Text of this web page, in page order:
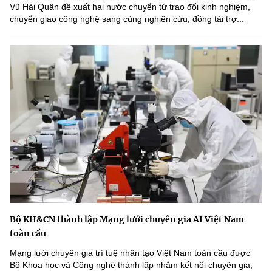
Vũ Hải Quân đề xuất hai nước chuyển từ trao đổi kinh nghiệm,
chuyển giao công nghệ sang cùng nghiên cứu, đồng tài trợ...
Bộ KH&CN thành lập Mạng lưới chuyên gia AI Việt Nam
toàn cầu
Mạng lưới chuyên gia trí tuệ nhân tạo Việt Nam toàn cầu được
Bộ Khoa học và Công nghệ thành lập nhằm kết nối chuyên gia,